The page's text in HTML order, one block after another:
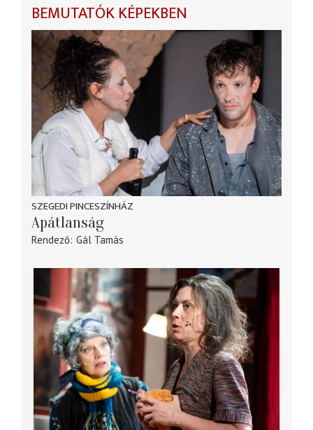
BEMUTATÓK KÉPEKBEN
SZEGEDI PINCESZÍNHÁZ
Apátlanság
Rendező Gál Tamás